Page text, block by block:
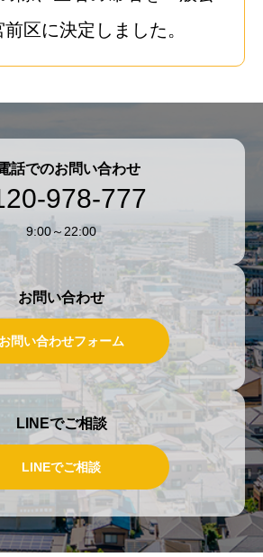
区に決定しました。
話でのお問い合わせ
978-777
9:00～22:00
お問い合わせ
お問い合わせフォーム
LINEでご相談
LINEでご相談
お問い合わせ フリーダイヤル